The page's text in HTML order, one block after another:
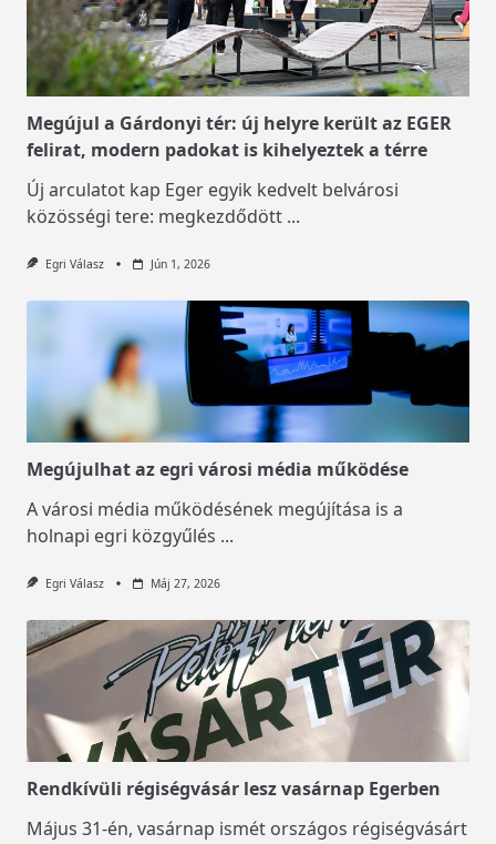
Megújul a Gárdonyi tér: új helyre került az EGER
felirat, modern padokat is kihelyeztek a térre
Új arculatot kap Eger egyik kedvelt belvárosi
közösségi tere: megkezdődött ...
Egri Válasz Jún 1, 2026
Megújulhat az egri városi média működése
A városi média működésének megújítása is a
holnapi egri közgyűlés ...
Egri Válasz Máj 27, 2026
Rendkívüli régiségvásár lesz vasárnap Egerben
Május 31-én, vasárnap ismét országos régiségvásárt